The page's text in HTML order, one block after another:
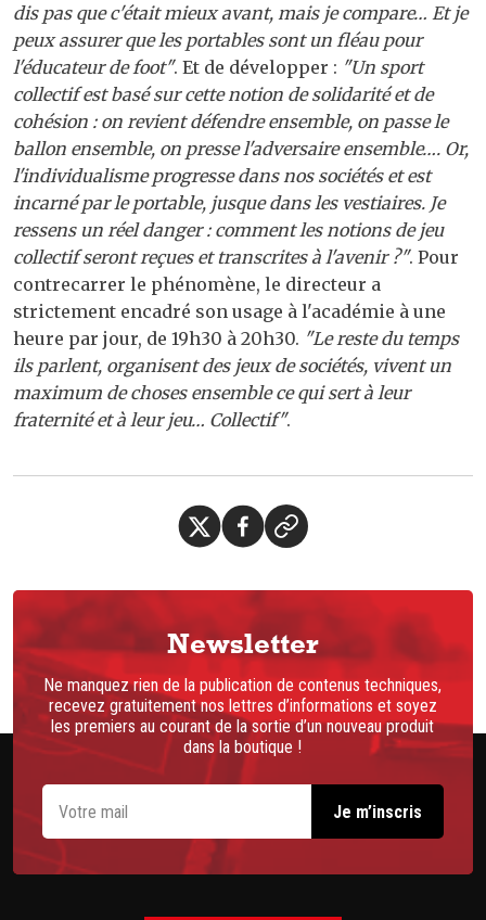
dis pas que c'était mieux avant, mais je compare… Et je
peux assurer que les portables sont un fléau pour
l'éducateur de foot". Et de développer : "Un sport
collectif est basé sur cette notion de solidarité et de
cohésion : on revient défendre ensemble, on passe le
ballon ensemble, on presse l'adversaire ensemble…. Or,
l'individualisme progresse dans nos sociétés et est
incarné par le portable, jusque dans les vestiaires. Je
ressens un réel danger : comment les notions de jeu
collectif seront reçues et transcrites à l'avenir ?". Pour
contrecarrer le phénomène, le directeur a
strictement encadré son usage à l'académie à une
heure par jour, de 19h30 à 20h30. "Le reste du temps
ils parlent, organisent des jeux de sociétés, vivent un
maximum de choses ensemble ce qui sert à leur
fraternité et à leur jeu… Collectif".
Newsletter
Ne manquez rien de la publication de contenus techniques,
recevez gratuitement nos lettres d’informations et soyez
les premiers au courant de la sortie d’un nouveau produit
dans la boutique !